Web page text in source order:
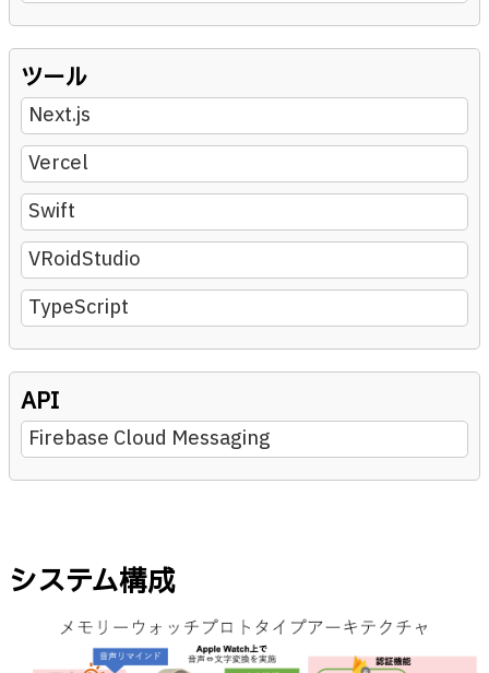
ツール
Next.js
Vercel
Swift
VRoidStudio
TypeScript
API
Firebase Cloud Messaging
システム構成